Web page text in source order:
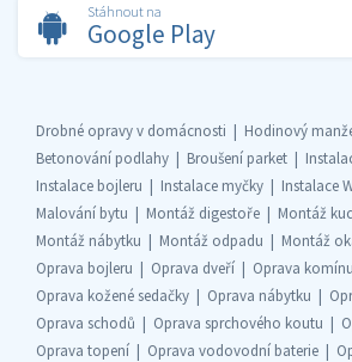
Stáhnout na
Google Play
Drobné opravy v domácnosti
Hodinový
Betonování podlahy
Broušení parket
Instalace bojleru
Instalace myčky Instalace
Malování bytu
Montáž digestoře
Montáž
Montáž nábytku
Montáž odpadu Montáž
Oprava bojleru
Oprava dveří
Oprava komínu
Oprava kožené sedačky
Oprava nábytku
Oprava schodů
Oprava sprchového koutu
Oprava topení
Oprava vodovodní baterie